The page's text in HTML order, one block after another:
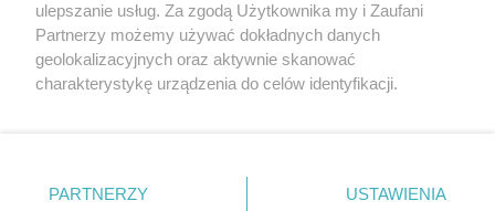
Reklama Kontakt
Informacja o Nadawcy
Szukaj
ulepszanie usług. Za zgodą Użytkownika my i Zaufani
Partnerzy możemy używać dokładnych danych
geolokalizacyjnych oraz aktywnie skanować
charakterystykę urządzenia do celów identyfikacji.
zmienić/wycofać klikając przycisk ustawień prywatności
znajdujący się w lewym dolnym rogu strony
. Niektóre
PARTNERZY USTAWIENIA